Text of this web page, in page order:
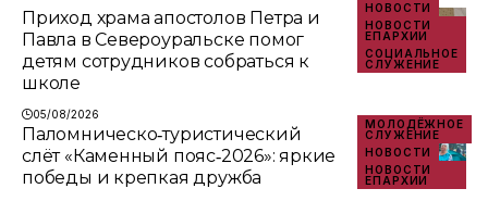
НОВОСТИ
НОВОСТИ
ЕПАРХИИ
СОЦИАЛЬНОЕ
СЛУЖЕНИЕ
Приход храма апостолов Петра и
Павла в Североуральске помог
детям сотрудников собраться к
школе
05/08/2026
МОЛОДЁЖНОЕ
СЛУЖЕНИЕ
НОВОСТИ
НОВОСТИ
ЕПАРХИИ
Паломническо‑туристический
слёт «Каменный пояс‑2026»: яркие
победы и крепкая дружба